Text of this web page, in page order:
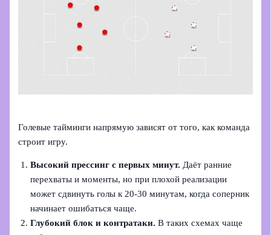
Голевые тайминги напрямую зависят от того, как команда
строит игру.
Высокий прессинг с первых минут. Даёт ранние
перехваты и моменты, но при плохой реализации
может сдвинуть голы к 20-30 минутам, когда соперник
начинает ошибаться чаще.
Глубокий блок и контратаки. В таких схемах чаще